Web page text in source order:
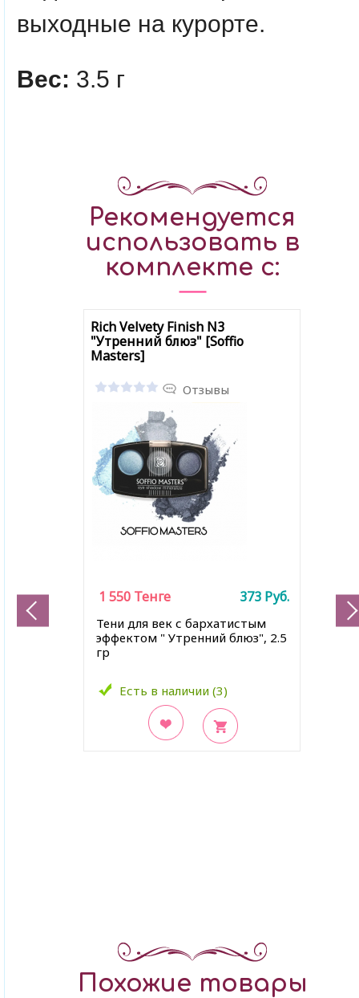
выходные на курорте.
Вес: 3.5 г
Рекомендуется
использовать в
комплекте с:
Rich Velvety Finish N3
"Утренний блюз" [Soffio
Masters]
Отзывы
Тени для век с бархатистым
эффектом " Утренний блюз", 2.5
гр
Есть в наличии (3)
1 550 Тенге 373 Руб.
Похожие товары